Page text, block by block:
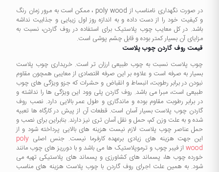
در صورت نگهداری نامناسب از poly wood ، ممکن است به مرور زمان رنگ
و کیفیت خود را از دست داده و به اندازه روز اول زیبایی و جذابیت نداشه
باشد. در کل معایب چوب پلاستیک برای استفاده در روف گاردن، نسبت به
مزایای آن بسیار کمتر بوده و قابل چشم پوشی است.
قیمت روف گاردن چوب پلاست
چوب پلاست نسبت به چوب طبیعی ارزان تر است. خریداری چوب پلاست
بسیار به صرفه است و علاوه بر این صرفه اقتصادی از معایبی همچون مقاوم
نبودن در برابر رطوبت، انبساط و انقباض و حشرات که جزو ویژگی های چوب
طبیعی است، مبرا می باشد. روف گاردن پلی وود این ویژگی ها را نداشته و
در برابر رطوبت مقاوم بوده و ماندگاری و طول عمر بالایی دارد. نصب روف
گاردن چوب پلاست بسیار آسان است. قطعات آن از پیش در کارگاه ها تعبیه
شده و به علت وزن کم، حمل و نقل آسان تری نیز دارند. بنابراین برای نصب و
حمل عناصر چوب پلاست لازم نیست هزینه های بالایی پرداخته شود و از
این جهت هزینه های زیادی برعهده کارفرما نیست. جنس اصلی poly
wood از فیبر چوب و ترموپلاستیک ها می باشد و با دورریز های چوب مانند
خورده چوب ها، پسماند های کشاورزی و پسماند های پلاستیکی تهیه می
شود. به همین علت اجرای روف گاردن با چوب پلاست هزینه های مناسب